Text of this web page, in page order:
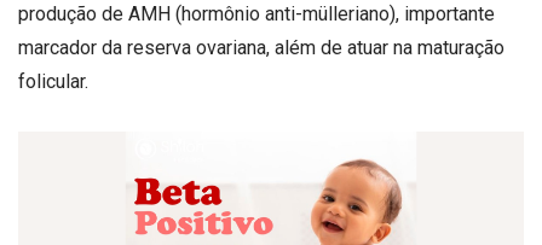
produção de AMH (hormônio anti-mülleriano), importante
marcador da reserva ovariana, além de atuar na maturação
folicular.